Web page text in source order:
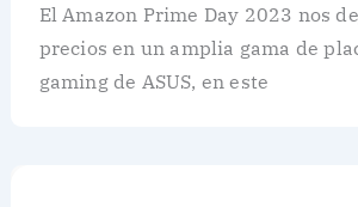
El Amazon Prime Day 2023 nos
precios en un amplia gama de
gaming de ASUS, en este